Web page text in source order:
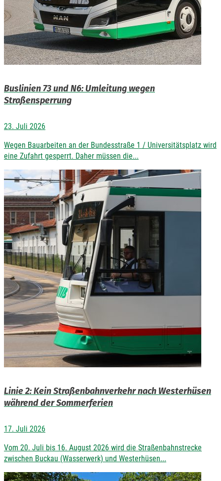
Buslinien 73 und N6: Umleitung wegen
Straßensperrung
23. Juli 2026
Wegen Bauarbeiten an der Bundesstraße 1 / Universitätsplatz wird
eine Zufahrt gesperrt. Daher müssen die...
Linie 2: Kein Straßenbahnverkehr nach Westerhüsen
während der Sommerferien
17. Juli 2026
Vom 20. Juli bis 16. August 2026 wird die Straßenbahnstrecke
zwischen Buckau (Wasserwerk) und Westerhüsen...